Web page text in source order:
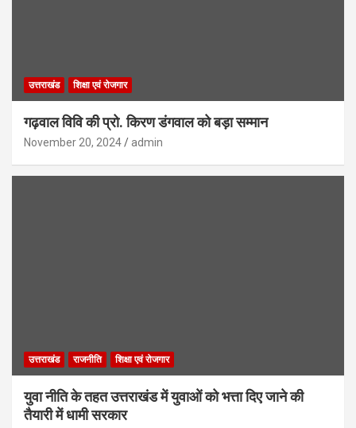
उत्तराखंड शिक्षा एवं रोजगार
गढ़वाल विवि की प्रो. किरण डंगवाल को बड़ा सम्मान
November 20, 2024 admin
उत्तराखंड राजनीति शिक्षा एवं रोजगार
युवा नीति के तहत उत्तराखंड में युवाओं को भत्ता दिए जाने की
तैयारी में धामी सरकार